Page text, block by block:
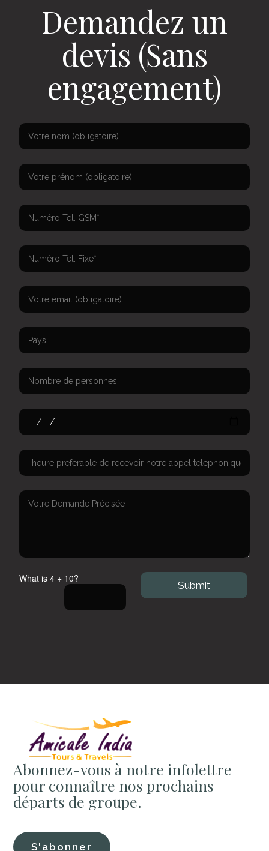
Demandez un
devis (Sans
engagement)
What is 4 + 10?
Abonnez-vous à notre infolettre
pour connaître nos prochains
départs de groupe.
S'abonner